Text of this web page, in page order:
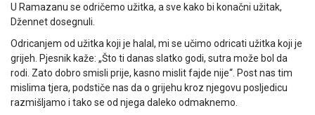
U Ramazanu se odričemo užitka, a sve kako bi konačni užitak,
Džennet dosegnuli.
Odricanjem od užitka koji je halal, mi se učimo odricati užitka koji je
grijeh. Pjesnik kaže: „Što ti danas slatko godi, sutra može bol da
rodi. Zato dobro smisli prije, kasno mislit fajde nije“. Post nas tim
mislima tjera, podstiče nas da o grijehu kroz njegovu posljedicu
razmišljamo i tako se od njega daleko odmaknemo.